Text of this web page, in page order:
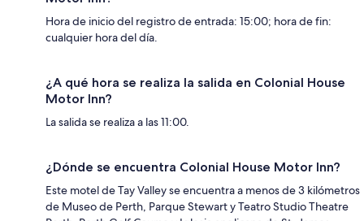
Hora de inicio del registro de entrada: 15:00; hora de fin:
cualquier hora del día.
¿A qué hora se realiza la salida en Colonial House
Motor Inn?
La salida se realiza a las 11:00.
¿Dónde se encuentra Colonial House Motor Inn?
Este motel de Tay Valley se encuentra a menos de 3 kilómetros
de Museo de Perth, Parque Stewart y Teatro Studio Theatre